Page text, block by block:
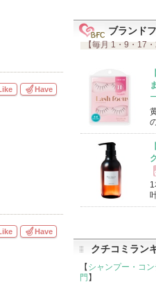
Have
Have
ブランド
【毎月 1・9・17
クチコミラン
【シャンプー・コ
門】